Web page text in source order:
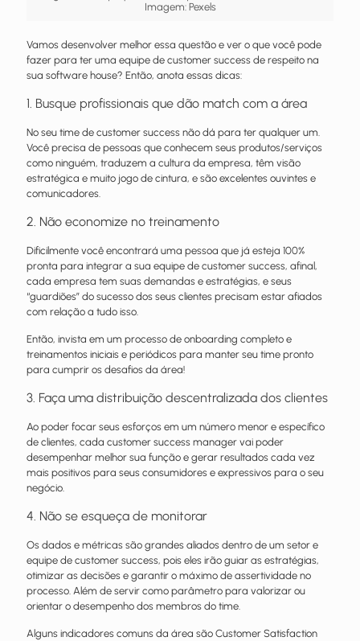
Imagem: Pexels
Vamos desenvolver melhor essa questão e ver o que você pode
fazer para ter uma equipe de customer success de respeito na
sua software house? Então, anota essas dicas:
1. Busque profissionais que dão match com a área
No seu time de customer success não dá para ter qualquer um.
Você precisa de pessoas que conhecem seus produtos/serviços
como ninguém, traduzem a cultura da empresa, têm visão
estratégica e muito jogo de cintura, e são excelentes ouvintes e
comunicadores.
2. Não economize no treinamento
Dificilmente você encontrará uma pessoa que já esteja 100%
pronta para integrar a sua equipe de customer success, afinal,
cada empresa tem suas demandas e estratégias, e seus
“guardiões” do sucesso dos seus clientes precisam estar afiados
com relação a tudo isso.
Então, invista em um processo de onboarding completo e
treinamentos iniciais e periódicos para manter seu time pronto
para cumprir os desafios da área!
3. Faça uma distribuição descentralizada dos clientes
Ao poder focar seus esforços em um número menor e específico
de clientes, cada customer success manager vai poder
desempenhar melhor sua função e gerar resultados cada vez
mais positivos para seus consumidores e expressivos para o seu
negócio.
4. Não se esqueça de monitorar
Os dados e métricas são grandes aliados dentro de um setor e
equipe de customer success, pois eles irão guiar as estratégias,
otimizar as decisões e garantir o máximo de assertividade no
processo. Além de servir como parâmetro para valorizar ou
orientar o desempenho dos membros do time.
Alguns indicadores comuns da área são Customer Satisfaction